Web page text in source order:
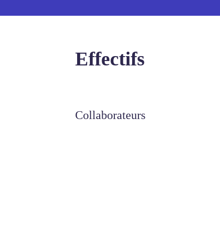
Effectifs
Collaborateurs